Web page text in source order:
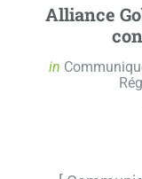
Alliance
in